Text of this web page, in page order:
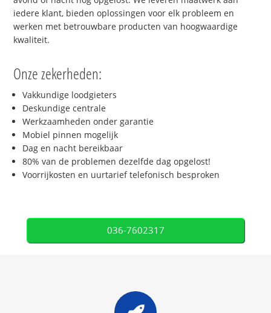
iedere klant, bieden oplossingen voor elk probleem en
werken met betrouwbare producten van hoogwaardige
kwaliteit.
Onze zekerheden:
Vakkundige loodgieters
Deskundige centrale
Werkzaamheden onder garantie
Mobiel pinnen mogelijk
Dag en nacht bereikbaar
80% van de problemen dezelfde dag opgelost!
Voorrijkosten en uurtarief telefonisch besproken
036-7602317